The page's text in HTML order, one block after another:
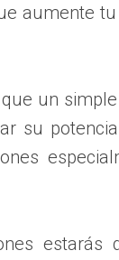
aumente
un
su
estarás